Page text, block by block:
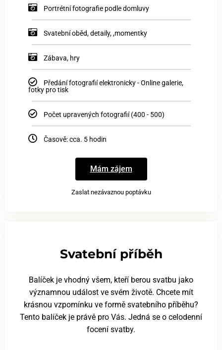
Portrétní fotografie podle domluvy
Svatební oběd, detaily, ,momentky
Zábava, hry
Předání fotografií elektronicky - Online galerie,
fotky pro tisk
Počet upravených fotografií (400 - 500)
Časově: cca. 5 hodin
Mám zájem
Zaslat nezávaznou poptávku
Svatební příběh
Balíček je vhodný všem, kteří berou svatbu jako
významnou událost ve svém životě. Chcete mít
krásnou vzpomínku ve formě svatebního příběhu?
Tento balíček je právě pro Vás. Jedná se o celodenní
focení svatby.